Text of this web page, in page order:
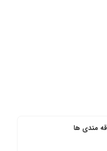
مندی ها